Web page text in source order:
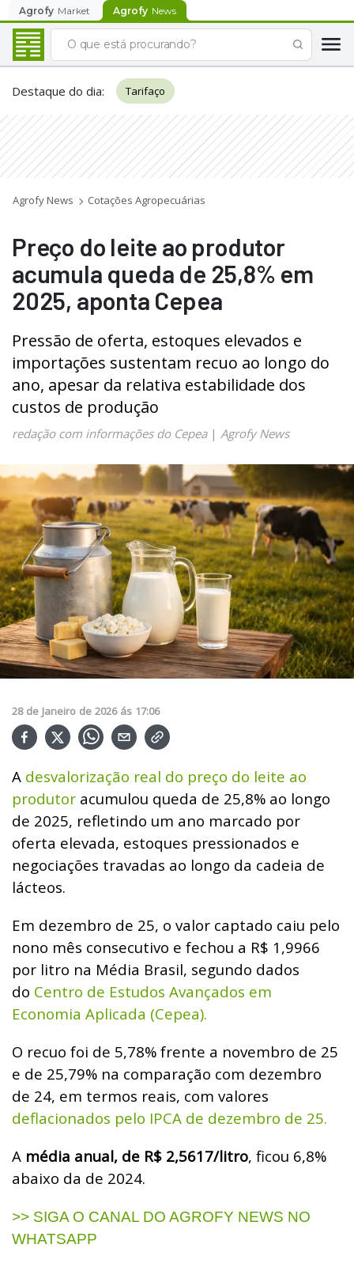
Agrofy Market Agrofy News
Destaque do dia: Tarifaço
Agrofy News Cotações Agropecuárias
Preço do leite ao produtor
acumula queda de 25,8% em
2025, aponta Cepea
Pressão de oferta, estoques elevados e
importações sustentam recuo ao longo do
ano, apesar da relativa estabilidade dos
custos de produção
redação com informações do Cepea| Agrofy News
28 de Janeiro de 2026 ás 17:06
A desvalorização real do preço do leite ao
produtor acumulou queda de 25,8% ao longo
de 2025, refletindo um ano marcado por
oferta elevada, estoques pressionados e
negociações travadas ao longo da cadeia de
lácteos.
Em dezembro de 25, o valor captado caiu pelo
nono mês consecutivo e fechou a R$ 1,9966
por litro na Média Brasil, segundo dados
do Centro de Estudos Avançados em
Economia Aplicada (Cepea).
O recuo foi de 5,78% frente a novembro de 25
e de 25,79% na comparação com dezembro
de 24, em termos reais, com valores
deflacionados pelo IPCA de dezembro de 25.
A média anual, de R$ 2,5617/litro, ficou 6,8%
abaixo da de 2024.
>> SIGA O CANAL DO AGROFY NEWS NO
WHATSAPP